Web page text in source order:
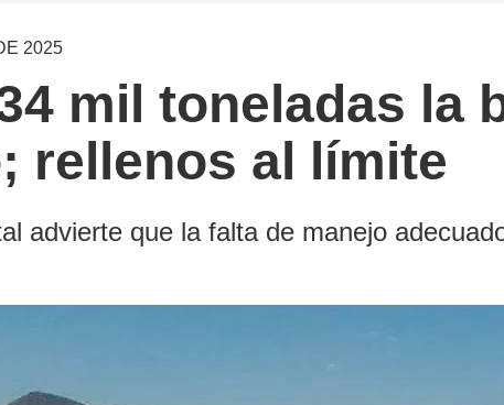
2025
mil toneladas la
rellenos al límite
advierte que la falta de manejo